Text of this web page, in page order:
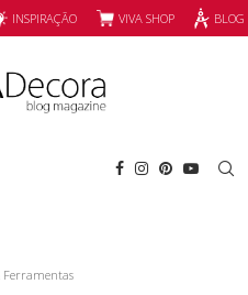
INSPIRAÇÃO VIVA SHOP
Ferramentas